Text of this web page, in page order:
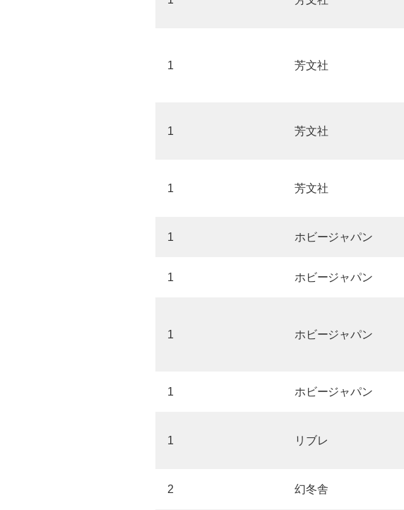
1 芳文社
1 芳文社
1 芳文社
1 ホビージャパン
1 ホビージャパン
1 ホビージャパン
1 ホビージャパン
1 リブレ
2 幻冬舎